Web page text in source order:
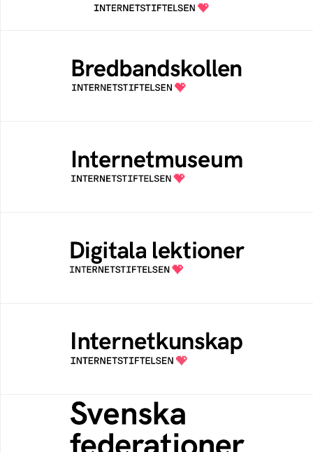
Bredbandskollen är ett oberoende
konsumentverktyg som drivs av
Internetstiftelsen
Ett digitalt museum som byggts, och kureras
av Internetstiftelsen
Öppen digital lärresurs med färdiga lektioner
för alla stadier i grundskolan
Samlad kunskap som hjälper dig att bli en
säker och medveten internetanvändare
Svenska federationer
Grunden för medlemskap i en sektors- eller
kontextspecifik federation